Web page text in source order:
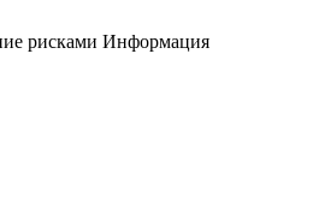
рисками Информация